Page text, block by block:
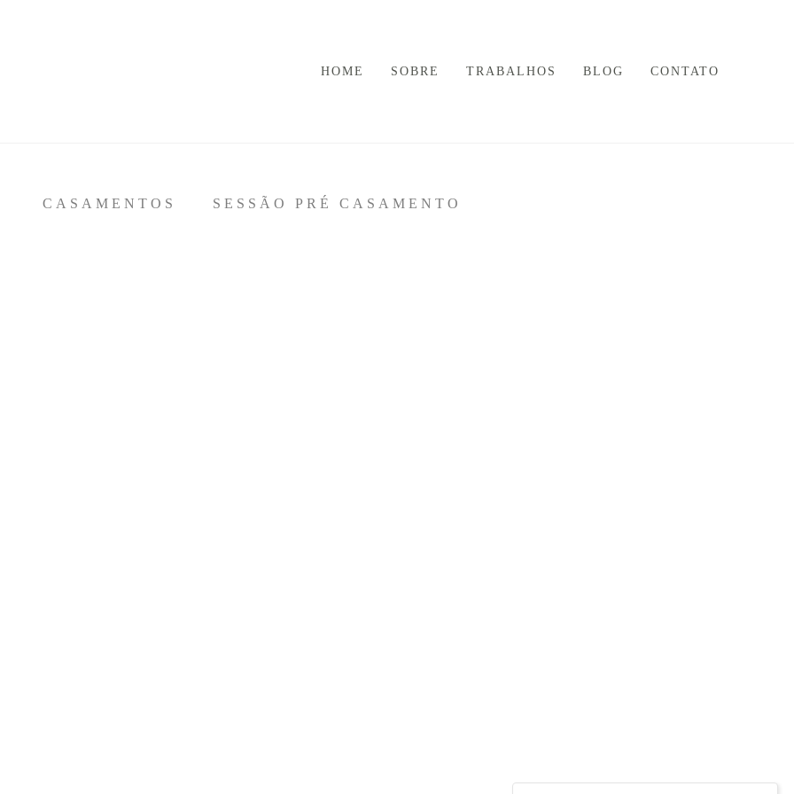
HOME SOBRE TRABALHOS BLOG CONTATO
CASAMENTOS SESSÃO PRÉ CASAMENTO